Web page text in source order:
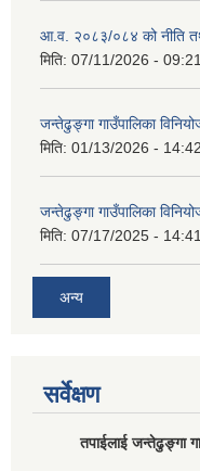
आ.व. २०८३/०८४ को नीति
मिति: 07/11/2026 - 09:21
जन्तेढुङ्गा गाउँपालिका
मिति: 01/13/2026 - 14:42
जन्तेढुङ्गा गाउँपालिका
मिति: 07/17/2025 - 14:41
अन्य
सर्वेक्षण
तपाईलाई जन्तेढुङ्गा